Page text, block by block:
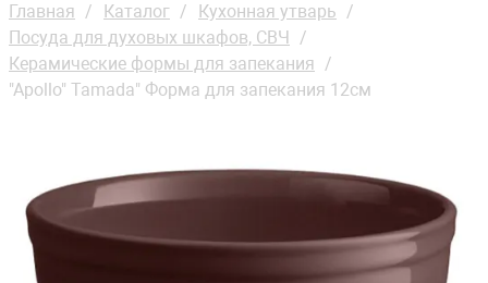
Главная Каталог
Кухонная утварь
Посуда для духовых шкафов, СВЧ
Керамические формы для запекания
"Apollo" Tamada" Форма для запекания 12см